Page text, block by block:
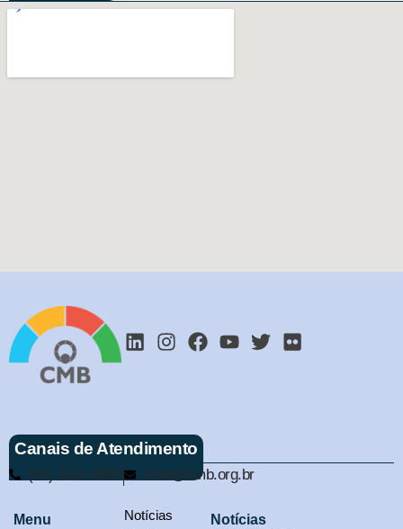
Canais de Atendimento
(61) 3321-9563 cmb@cmb.org.br
Menu
Notícias
Notícias